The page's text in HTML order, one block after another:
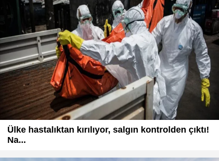
Ülke hastalıktan kırılıyor, salgın kontrolden çıktı!
Na...